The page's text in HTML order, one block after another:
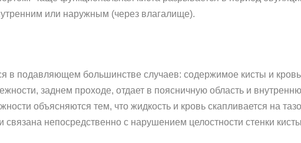
или наружным (через влагалище).
в подавляющем большинстве случаев: содержимое кисты и
заднем проходе, отдает в поясничную область и
объясняются тем, что жидкость и кровь скапливается на
непосредственно с нарушением целостности стенки